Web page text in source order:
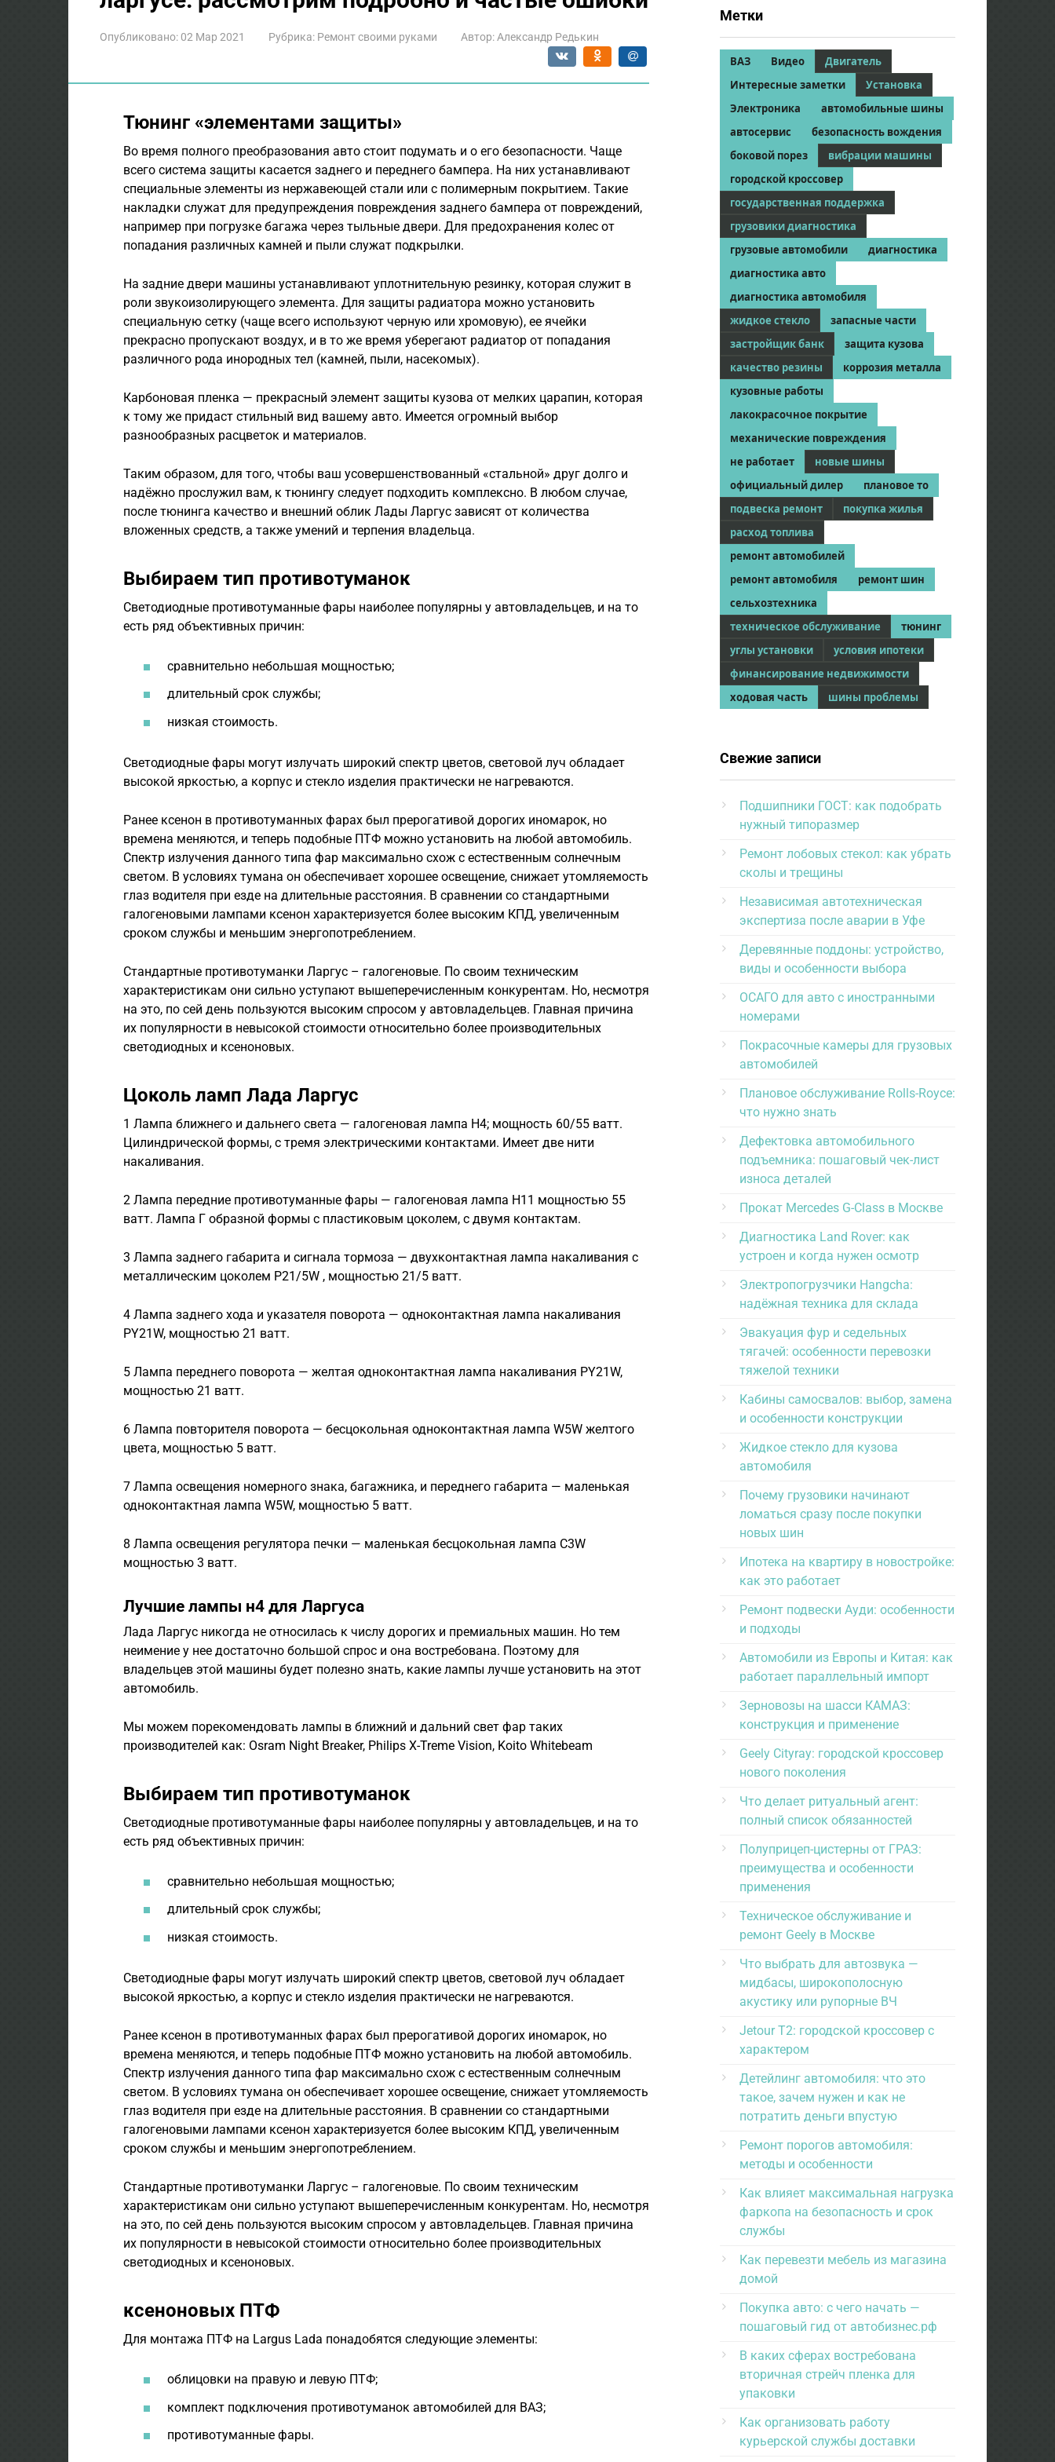
Опубликовано: 02 Мар 2021 Рубрика: Ремонт своими руками Автор: Александр Редькин
Тюнинг «элементами защиты»
Во время полного преобразования авто стоит подумать и о его безопасности. Чаще
всего система защиты касается заднего и переднего бампера. На них устанавливают
специальные элементы из нержавеющей стали или с полимерным покрытием. Такие
накладки служат для предупреждения повреждения заднего бампера от повреждений,
например при погрузке багажа через тыльные двери. Для предохранения колес от
попадания различных камней и пыли служат подкрылки.
На задние двери машины устанавливают уплотнительную резинку, которая служит в
роли звукоизолирующего элемента. Для защиты радиатора можно установить
специальную сетку (чаще всего используют черную или хромовую), ее ячейки
прекрасно пропускают воздух, и в то же время уберегают радиатор от попадания
различного рода инородных тел (камней, пыли, насекомых).
Карбоновая пленка — прекрасный элемент защиты кузова от мелких царапин, которая
к тому же придаст стильный вид вашему авто. Имеется огромный выбор
разнообразных расцветок и материалов.
Таким образом, для того, чтобы ваш усовершенствованный «стальной» друг долго и
надёжно прослужил вам, к тюнингу следует подходить комплексно. В любом случае,
после тюнинга качество и внешний облик Лады Ларгус зависят от количества
вложенных средств, а также умений и терпения владельца.
Выбираем тип противотуманок
Светодиодные противотуманные фары наиболее популярны у автовладельцев, и на то
есть ряд объективных причин:
сравнительно небольшая мощностью;
длительный срок службы;
низкая стоимость.
Светодиодные фары могут излучать широкий спектр цветов, световой луч обладает
высокой яркостью, а корпус и стекло изделия практически не нагреваются.
Ранее ксенон в противотуманных фарах был прерогативой дорогих иномарок, но
времена меняются, и теперь подобные ПТФ можно установить на любой автомобиль.
Спектр излучения данного типа фар максимально схож с естественным солнечным
светом. В условиях тумана он обеспечивает хорошее освещение, снижает утомляемость
глаз водителя при езде на длительные расстояния. В сравнении со стандартными
галогеновыми лампами ксенон характеризуется более высоким КПД, увеличенным
сроком службы и меньшим энергопотреблением.
Стандартные противотуманки Ларгус – галогеновые. По своим техническим
характеристикам они сильно уступают вышеперечисленным конкурентам. Но, несмотря
на это, по сей день пользуются высоким спросом у автовладельцев. Главная причина
их популярности в невысокой стоимости относительно более производительных
светодиодных и ксеноновых.
Цоколь ламп Лада Ларгус
1 Лампа ближнего и дальнего света — галогеновая лампа Н4; мощность 60/55 ватт.
Цилиндрической формы, с тремя электрическими контактами. Имеет две нити
накаливания.
2 Лампа передние противотуманные фары — галогеновая лампа Н11 мощностью 55
ватт. Лампа Г образной формы с пластиковым цоколем, с двумя контактам.
3 Лампа заднего габарита и сигнала тормоза — двухконтактная лампа накаливания с
металлическим цоколем P21/5W , мощностью 21/5 ватт.
4 Лампа заднего хода и указателя поворота — одноконтактная лампа накаливания
PY21W, мощностью 21 ватт.
5 Лампа переднего поворота — желтая одноконтактная лампа накаливания PY21W,
мощностью 21 ватт.
6 Лампа повторителя поворота — бесцокольная одноконтактная лампа W5W желтого
цвета, мощностью 5 ватт.
7 Лампа освещения номерного знака, багажника, и переднего габарита — маленькая
одноконтактная лампа W5W, мощностью 5 ватт.
8 Лампа освещения регулятора печки — маленькая бесцокольная лампа C3W
мощностью 3 ватт.
Лучшие лампы н4 для Ларгуса
Лада Ларгус никогда не относилась к числу дорогих и премиальных машин. Но тем
неимение у нее достаточно большой спрос и она востребована. Поэтому для
владельцев этой машины будет полезно знать, какие лампы лучше установить на этот
автомобиль.
Мы можем порекомендовать лампы в ближний и дальний свет фар таких
производителей как: Osram Night Breaker, Philips X-Treme Vision, Koito Whitebeam
Выбираем тип противотуманок
Светодиодные противотуманные фары наиболее популярны у автовладельцев, и на то
есть ряд объективных причин:
сравнительно небольшая мощностью;
длительный срок службы;
низкая стоимость.
Светодиодные фары могут излучать широкий спектр цветов, световой луч обладает
высокой яркостью, а корпус и стекло изделия практически не нагреваются.
Ранее ксенон в противотуманных фарах был прерогативой дорогих иномарок, но
времена меняются, и теперь подобные ПТФ можно установить на любой автомобиль.
Спектр излучения данного типа фар максимально схож с естественным солнечным
светом. В условиях тумана он обеспечивает хорошее освещение, снижает утомляемость
глаз водителя при езде на длительные расстояния. В сравнении со стандартными
галогеновыми лампами ксенон характеризуется более высоким КПД, увеличенным
сроком службы и меньшим энергопотреблением.
Стандартные противотуманки Ларгус – галогеновые. По своим техническим
характеристикам они сильно уступают вышеперечисленным конкурентам. Но, несмотря
на это, по сей день пользуются высоким спросом у автовладельцев. Главная причина
их популярности в невысокой стоимости относительно более производительных
светодиодных и ксеноновых.
ксеноновых ПТФ
Для монтажа ПТФ на Largus Lada понадобятся следующие элементы:
облицовки на правую и левую ПТФ;
комплект подключения противотуманок автомобилей для ВАЗ;
противотуманные фары.
Метки
ВАЗ Видео
Двигатель
Интересные заметки
Установка
Электроника
автомобильные шины
автосервис
безопасность вождения
боковой порез
вибрации машины
городской кроссовер
государственная поддержка
грузовики диагностика
грузовые автомобили
диагностика
диагностика авто
диагностика автомобиля
жидкое стекло
запасные части
застройщик банк
защита кузова
качество резины
коррозия металла
кузовные работы
лакокрасочное покрытие
механические повреждения
не работает
новые шины
официальный дилер
плановое то
подвеска ремонт
покупка жилья
расход топлива
ремонт автомобилей
ремонт автомобиля
ремонт шин
сельхозтехника
техническое обслуживание
тюнинг
углы установки
условия ипотеки
финансирование недвижимости
ходовая часть
шины проблемы
Свежие записи
Подшипники ГОСТ: как подобрать
нужный типоразмер
Ремонт лобовых стекол: как убрать
сколы и трещины
Независимая автотехническая
экспертиза после аварии в Уфе
Деревянные поддоны: устройство,
виды и особенности выбора
ОСАГО для авто с иностранными
номерами
Покрасочные камеры для грузовых
автомобилей
Плановое обслуживание Rolls-Royce:
что нужно знать
Дефектовка автомобильного
подъемника: пошаговый чек-лист
износа деталей
Прокат Mercedes G-Class в Москве
Диагностика Land Rover: как
устроен и когда нужен осмотр
Электропогрузчики Hangcha:
надёжная техника для склада
Эвакуация фур и седельных
тягачей: особенности перевозки
тяжелой техники
Кабины самосвалов: выбор, замена
и особенности конструкции
Жидкое стекло для кузова
автомобиля
Почему грузовики начинают
ломаться сразу после покупки
новых шин
Ипотека на квартиру в новостройке:
как это работает
Ремонт подвески Ауди: особенности
и подходы
Автомобили из Европы и Китая: как
работает параллельный импорт
Зерновозы на шасси КАМАЗ:
конструкция и применение
Geely Cityray: городской кроссовер
нового поколения
Что делает ритуальный агент:
полный список обязанностей
Полуприцеп-цистерны от ГРАЗ:
преимущества и особенности
применения
Техническое обслуживание и
ремонт Geely в Москве
Что выбрать для автозвука —
мидбасы, широкополосную
акустику или рупорные ВЧ
Jetour T2: городской кроссовер с
характером
Детейлинг автомобиля: что это
такое, зачем нужен и как не
потратить деньги впустую
Ремонт порогов автомобиля:
методы и особенности
Как влияет максимальная нагрузка
фаркопа на безопасность и срок
службы
Как перевезти мебель из магазина
домой
Покупка авто: с чего начать —
пошаговый гид от автобизнес.рф
В каких сферах востребована
вторичная стрейч пленка для
упаковки
Как организовать работу
курьерской службы доставки